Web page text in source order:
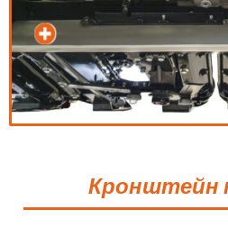
Кронштейн